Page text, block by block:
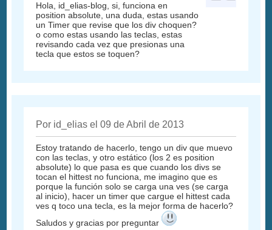
Hola, id_elias-blog, si, funciona en
position absolute, una duda, estas usando
un Timer que revise que los div choquen?
o como estas usando las teclas, estas
revisando cada vez que presionas una
tecla que estos se toquen?
Por id_elias el 09 de Abril de 2013
Estoy tratando de hacerlo, tengo un div que muevo
con las teclas, y otro estático (los 2 es position
absolute) lo que pasa es que cuando los divs se
tocan el hittest no funciona, me imagino que es
porque la función solo se carga una ves (se carga
al inicio), hacer un timer que cargue el hittest cada
ves q toco una tecla, es la mejor forma de hacerlo?
Saludos y gracias por preguntar